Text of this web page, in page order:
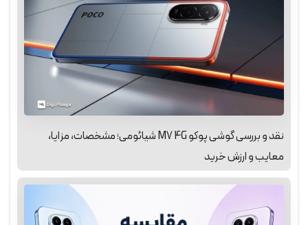
نقد و بررسی گوشی پوکو M7 4G شیائومی؛ مشخصات، مزایا،
معایب و ارزش خرید